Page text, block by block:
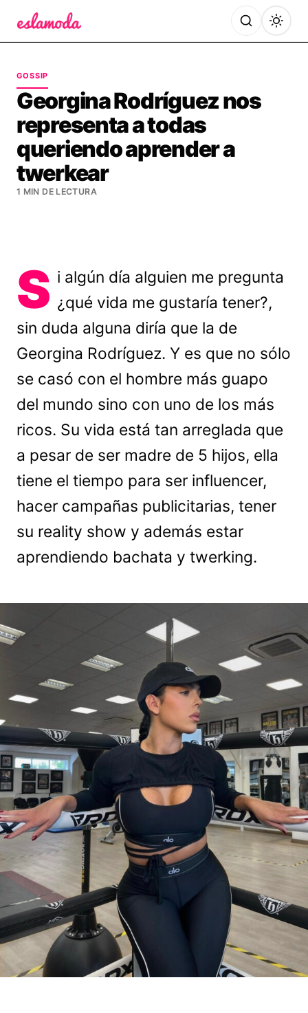
GOSSIP
Georgina Rodríguez nos
representa a todas
queriendo aprender a
twerkear
1 MIN DE LECTURA
S i algún día alguien me pregunta
¿qué vida me gustaría tener?,
sin duda alguna diría que la de
Georgina Rodríguez. Y es que no sólo
se casó con el hombre más guapo
del mundo sino con uno de los más
ricos. Su vida está tan arreglada que
a pesar de ser madre de 5 hijos, ella
tiene el tiempo para ser influencer,
hacer campañas publicitarias, tener
su reality show y además estar
aprendiendo bachata y twerking.